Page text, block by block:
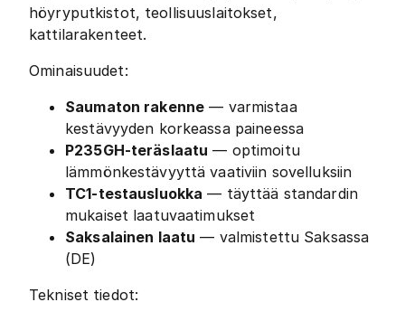
höyryputkistot, teollisuuslaitokset,
kattilarakenteet.
Ominaisuudet:
Saumaton rakenne — varmistaa
kestävyyden korkeassa paineessa
P235GH-teräslaatu — optimoitu
lämmönkestävyyttä vaativiin sovelluksiin
TC1-testausluokka — täyttää standardin
mukaiset laatuvaatimukset
Saksalainen laatu — valmistettu Saksassa
(DE)
Tekniset tiedot: